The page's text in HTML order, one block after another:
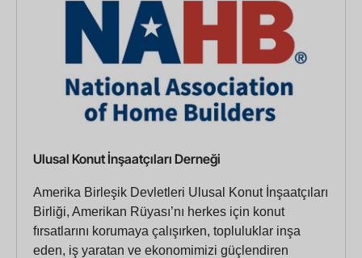
Ulusal Konut İnşaatçıları Derneği
Amerika Birleşik Devletleri Ulusal Konut İnşaatçıları
Birliği, Amerikan Rüyası’nı herkes için konut
fırsatlarını korumaya çalışırken, topluluklar inşa
eden, iş yaratan ve ekonomimizi güçlendiren